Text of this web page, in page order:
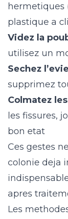
hermetiques
plastique a
Videz la
utilisez un
Sechez
supprimez
Colmatez
les fissures,
bon etat
Ces gestes
colonie deja
apres
Les